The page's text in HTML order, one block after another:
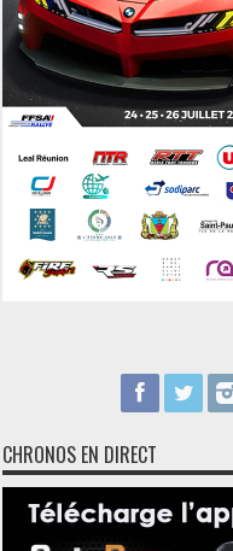
CHRONOS EN DIRECT